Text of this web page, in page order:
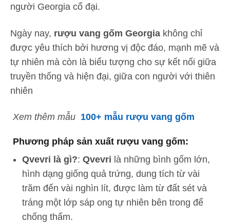
người Georgia cổ đại.
Ngày nay, rượu vang gốm Georgia không chỉ
được yêu thích bởi hương vị độc đáo, mạnh mẽ và
tự nhiên mà còn là biểu tượng cho sự kết nối giữa
truyền thống và hiện đại, giữa con người với thiên
nhiên
Xem thêm mẫu 100+ mẫu rượu vang gốm
Phương pháp sản xuất rượu vang gốm:
Qvevri là gì?:Qvevri là những bình gốm lớn,
hình dạng giống quả trứng, dung tích từ vài
trăm đến vài nghìn lít, được làm từ đất sét và
tráng một lớp sáp ong tự nhiên bên trong để
chống thấm.